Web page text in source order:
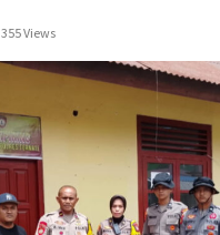
355 Views